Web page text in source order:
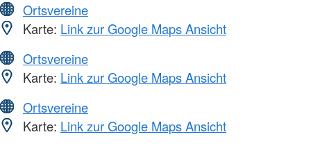
Ortsvereine
Karte: Link zur Google Maps Ansicht
Ortsvereine
Karte: Link zur Google Maps Ansicht
Ortsvereine
Karte: Link zur Google Maps Ansicht